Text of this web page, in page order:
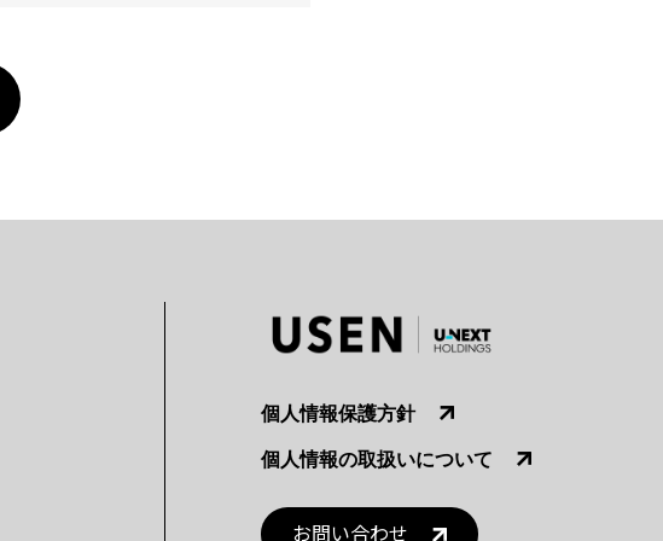
個人情報保護方針
個人情報の取扱いについて
お問い合わせ